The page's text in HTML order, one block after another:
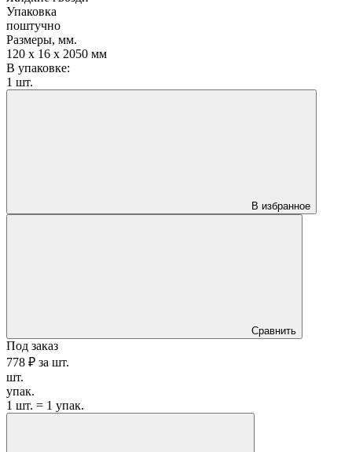
Упаковка
поштучно
Размеры, мм.
120 х 16 х 2050 мм
В упаковке:
1 шт.
В избранное
Сравнить
Под заказ
778 ₽ за шт.
шт.
упак.
1 шт. = 1 упак.